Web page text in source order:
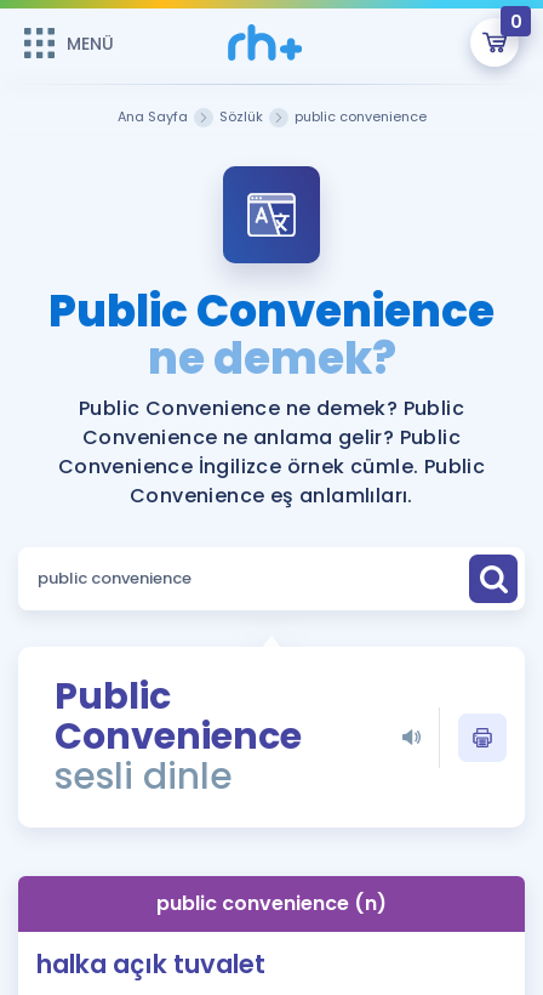
MENÜ
0
Şifremi Hatırlamıyorum
Sepetin Şu An Boş.
Remzi Hoca ile seni sınava hazırlayacak onlarca eğitim seni
bekliyor!
MENÜ
Faydalı Araçlar
Ücretsiz Kaynaklar
ÖSYM Sınav Takvimi
Kampanyalar
Blog
Blog
İngilizce Gramer
Kariyer
Ana Sayfa Sözlük public convenience
Public Convenience
ne demek?
Public Convenience ne demek? Public
Convenience ne anlama gelir? Public
Convenience İngilizce örnek cümle. Public
Convenience eş anlamlıları.
Public
Convenience
sesli dinle
public convenience (n)
halka açık tuvalet